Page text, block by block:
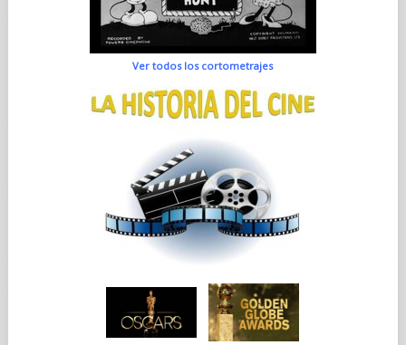
Ver todos los cortometrajes